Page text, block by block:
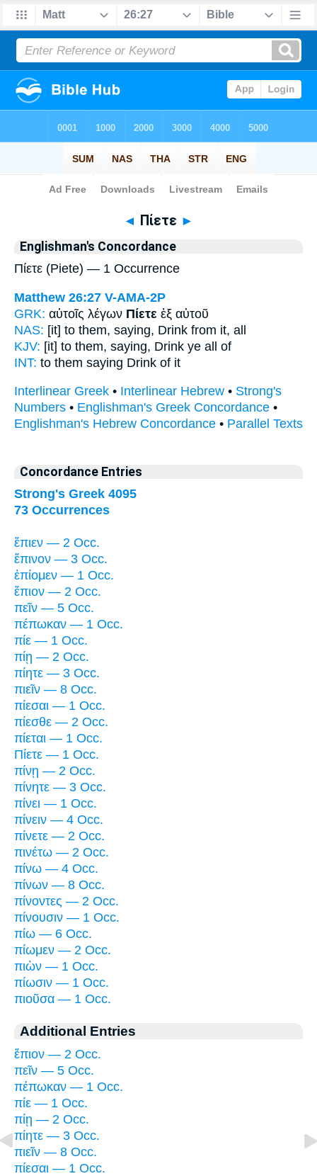
Bible>Strong's > Greek
◄ Πίετε ►
Englishman's Concordance
Πίετε (Piete) — 1 Occurrence
Matthew 26:27 V-AMA-2P
GRK: αὐτοῖς λέγων Πίετε ἐξ αὐτοῦ
NAS: [it] to them, saying, Drink from it, all
KJV: [it] to them, saying, Drink ye all of
INT: to them saying Drink of it
Interlinear Greek • Interlinear Hebrew • Strong's
Numbers • Englishman's Greek Concordance •
Englishman's Hebrew Concordance • Parallel Texts
Concordance Entries
Strong's Greek 4095
73 Occurrences
ἔπιεν — 2 Occ.
ἔπινον — 3 Occ.
ἐπίομεν — 1 Occ.
ἔπιον — 2 Occ.
πεῖν — 5 Occ.
πέπωκαν — 1 Occ.
πίε — 1 Occ.
πίῃ — 2 Occ.
πίητε — 3 Occ.
πιεῖν — 8 Occ.
πίεσαι — 1 Occ.
πίεσθε — 2 Occ.
πίεται — 1 Occ.
Πίετε — 1 Occ.
πίνῃ — 2 Occ.
πίνητε — 3 Occ.
πίνει — 1 Occ.
πίνειν — 4 Occ.
πίνετε — 2 Occ.
πινέτω — 2 Occ.
πίνω — 4 Occ.
πίνων — 8 Occ.
πίνοντες — 2 Occ.
πίνουσιν — 1 Occ.
πίω — 6 Occ.
πίωμεν — 2 Occ.
πιὼν — 1 Occ.
πίωσιν — 1 Occ.
πιοῦσα — 1 Occ.
Additional Entries
ἔπιον — 2 Occ.
πεῖν — 5 Occ.
πέπωκαν — 1 Occ.
πίε — 1 Occ.
πίῃ — 2 Occ.
πίητε — 3 Occ.
πιεῖν — 8 Occ.
πίεσαι — 1 Occ.